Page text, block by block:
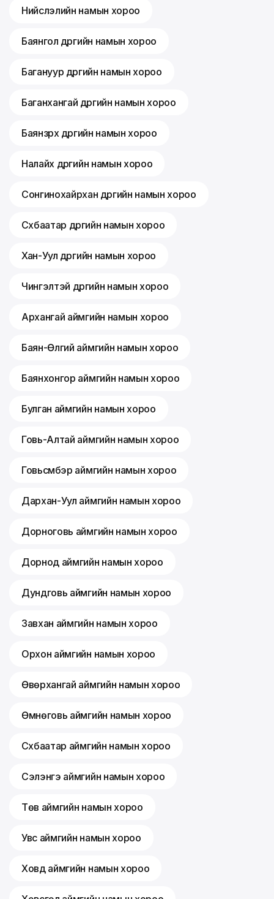
Нийслэлийн намын хороо
Баянгол дүүргийн намын хороо
Багануур дүүргийн намын хороо
Баганхангай дүүргийн намын хороо
Баянзүрх дүүргийн намын хороо
Налайх дүүргийн намын хороо
Сонгинохайрхан дүүргийн намын хороо
Сүхбаатар дүүргийн намын хороо
Хан-Уул дүүргийн намын хороо
Чингэлтэй дүүргийн намын хороо
Архангай аймгийн намын хороо
Баян-Өлгий аймгийн намын хороо
Баянхонгор аймгийн намын хороо
Булган аймгийн намын хороо
Говь-Алтай аймгийн намын хороо
Говьсүмбэр аймгийн намын хороо
Дархан-Уул аймгийн намын хороо
Дорноговь аймгийн намын хороо
Дорнод аймгийн намын хороо
Дундговь аймгийн намын хороо
Завхан аймгийн намын хороо
Орхон аймгийн намын хороо
Өвөрхангай аймгийн намын хороо
Өмнөговь аймгийн намын хороо
Сүхбаатар аймгийн намын хороо
Сэлэнгэ аймгийн намын хороо
Төв аймгийн намын хороо
Увс аймгийн намын хороо
Ховд аймгийн намын хороо